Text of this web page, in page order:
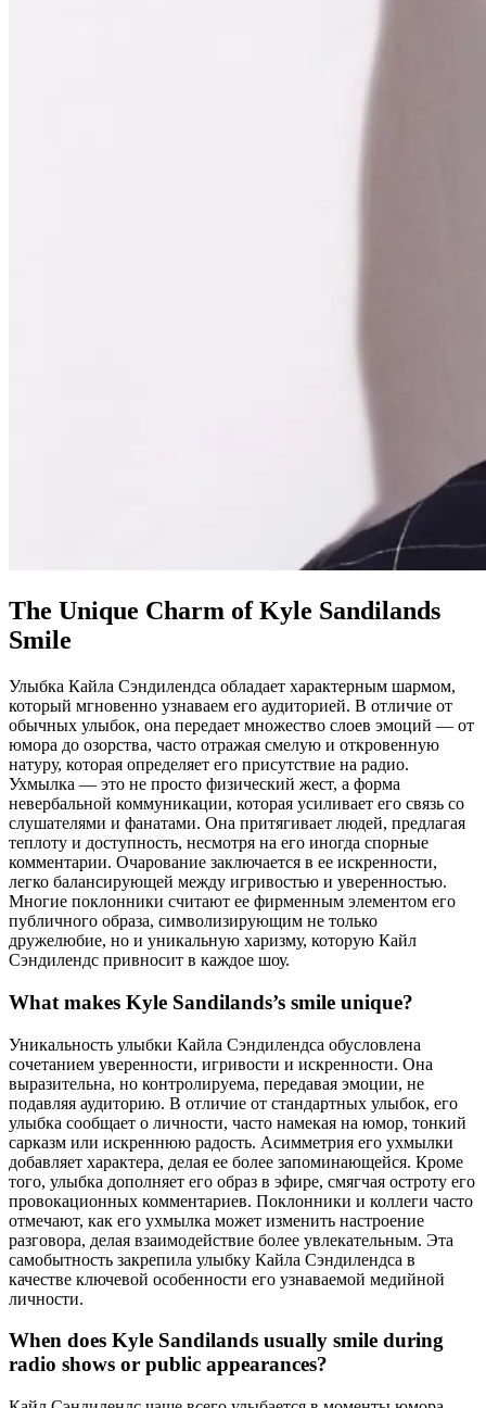
The Unique Charm of Kyle Sandilands
Smile
Улыбка Кайла Сэндилендса обладает характерным шармом,
который мгновенно узнаваем его аудиторией. В отличие от
обычных улыбок, она передает множество слоев эмоций — от
юмора до озорства, часто отражая смелую и откровенную
натуру, которая определяет его присутствие на радио.
Ухмылка — это не просто физический жест, а форма
невербальной коммуникации, которая усиливает его связь со
слушателями и фанатами. Она притягивает людей, предлагая
теплоту и доступность, несмотря на его иногда спорные
комментарии. Очарование заключается в ее искренности,
легко балансирующей между игривостью и уверенностью.
Многие поклонники считают ее фирменным элементом его
публичного образа, символизирующим не только
дружелюбие, но и уникальную харизму, которую Кайл
Сэндилендс привносит в каждое шоу.
What makes Kyle Sandilands’s smile unique?
Уникальность улыбки Кайла Сэндилендса обусловлена
сочетанием уверенности, игривости и искренности. Она
выразительна, но контролируема, передавая эмоции, не
подавляя аудиторию. В отличие от стандартных улыбок, его
улыбка сообщает о личности, часто намекая на юмор, тонкий
сарказм или искреннюю радость. Асимметрия его ухмылки
добавляет характера, делая ее более запоминающейся. Кроме
того, улыбка дополняет его образ в эфире, смягчая остроту его
провокационных комментариев. Поклонники и коллеги часто
отмечают, как его ухмылка может изменить настроение
разговора, делая взаимодействие более увлекательным. Эта
самобытность закрепила улыбку Кайла Сэндилендса в
качестве ключевой особенности его узнаваемой медийной
личности.
When does Kyle Sandilands usually smile during
radio shows or public appearances?